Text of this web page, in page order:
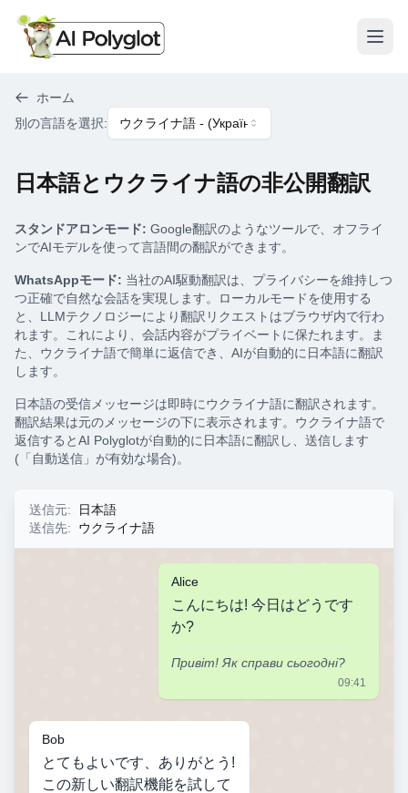
メニ
ホーム
別の言語を選択: ウクライナ語 - (Українська
日本語とウクライナ語の非公開翻訳
スタンドアロンモード: Google翻訳のようなツールで、オフライ
ンでAIモデルを使って言語間の翻訳ができます。
WhatsAppモード: 当社のAI駆動翻訳は、プライバシーを維持しつ
つ正確で自然な会話を実現します。ローカルモードを使用する
と、LLMテクノロジーにより翻訳リクエストはブラウザ内で行わ
れます。これにより、会話内容がプライベートに保たれます。ま
た、ウクライナ語で簡単に返信でき、AIが自動的に日本語に翻訳
します。
日本語の受信メッセージは即時にウクライナ語に翻訳されます。
翻訳結果は元のメッセージの下に表示されます。ウクライナ語で
返信するとAI Polyglotが自動的に日本語に翻訳し、送信します
(「自動送信」が有効な場合)。
送信元:
日本語
送信先: ウクライナ語
Alice
こんにちは! 今日はどうです
か?
Привіт! Як справи сьогодні?
09:41
Bob
とてもよいです、ありがとう!
この新しい翻訳機能を試して